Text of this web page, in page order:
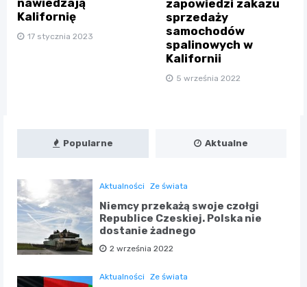
Kalifornię
17 stycznia 2023
zapowiedzi zakazu
sprzedaży
samochodów
spalinowych w
Kalifornii
5 września 2022
Popularne Aktualne
Aktualności Ze świata
Niemcy przekażą swoje czołgi
Republice Czeskiej. Polska nie
dostanie żadnego
2 września 2022
Aktualności Ze świata